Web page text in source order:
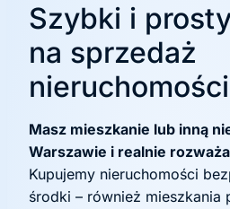
Szybki i
na sprzedaż
nieruchomości
Masz mieszkanie lub inną
Warszawie i realnie
Kupujemy nieruchomości
środki – również mieszkania